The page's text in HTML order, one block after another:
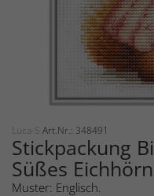
Luca-S Art.Nr.: 348491
Stickpackung
Süßes
Muster: Englisch.